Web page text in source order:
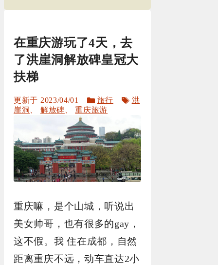
在重庆游玩了4天，去
了洪崖洞解放碑皇冠大
扶梯
2023/04/01
分
类
旅行
标
洪
崖洞
解放碑 、重庆旅游
重庆嘛，是个山城，听说出
美女帅哥，也有很多的gay，
这不假。我 住在成都，自然
距离重庆不远，动车直达2小